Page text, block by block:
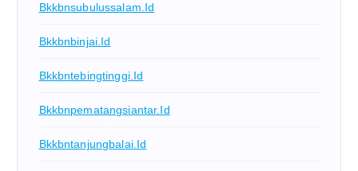
Bkkbnsubulussalam.id
Bkkbnbinjai.id
Bkkbntebingtinggi.id
Bkkbnpematangsiantar.id
Bkkbntanjungbalai.id